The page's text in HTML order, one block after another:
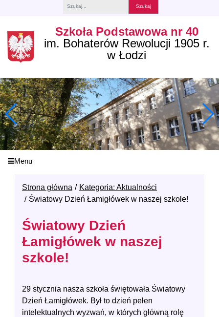
Szkoła Podstawowa nr 40
im. Bohaterów Rewolucji 1905 r.
w Łodzi
Menu
Strona główna
Kategoria: Aktualności
Światowy Dzień Łamigłówek w naszej szkole!
Światowy Dzień
Łamigłówek w naszej
szkole!
29 stycznia nasza szkoła świętowała Światowy
Dzień Łamigłówek. Był to dzień pełen
intelektualnych wyzwań, w których główną rolę